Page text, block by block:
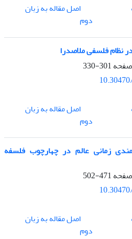
اصل مقاله به زبان
دوم
نظام فلسفی ملاصدرا
301-330
اصل مقاله به زبان
دوم
زمانی عالم در چهارچوب فلسفه
471-502
اصل مقاله به زبان
دوم